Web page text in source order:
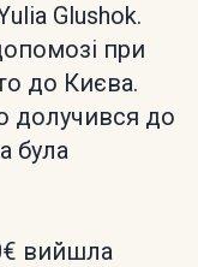
Glushok.
при
до Києва.
долучився до
була
вийшла